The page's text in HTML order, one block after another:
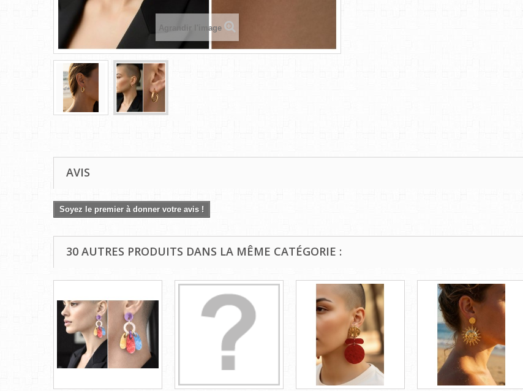
Agrandir l'image
AVIS
Soyez le premier à donner votre avis !
30 AUTRES PRODUITS DANS LA MÊME CATÉGORIE :